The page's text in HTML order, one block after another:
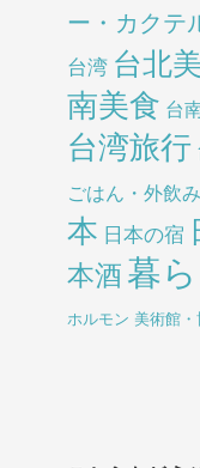
ー・カクテ
台湾 台北
南美食 台
台湾旅行
ごはん・外飲み
本 日本の宿
本酒 暮
ホルモン 美術館